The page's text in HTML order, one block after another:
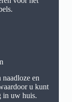
en
u kunt
in uw huis.